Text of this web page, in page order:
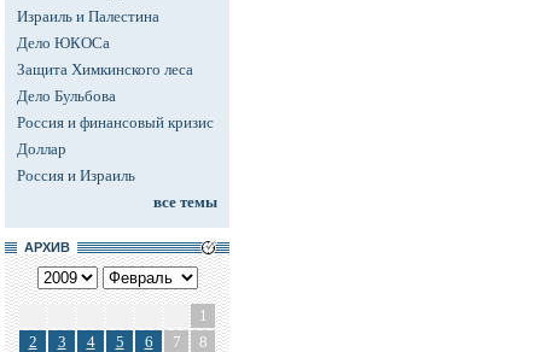
Израиль и Палестина
Дело ЮКОСа
Защита Химкинского леса
Дело Бульбова
Россия и финансовый кризис
Доллар
Россия и Израиль
все темы
АРХИВ
1
2
3 4 5 6 7
8